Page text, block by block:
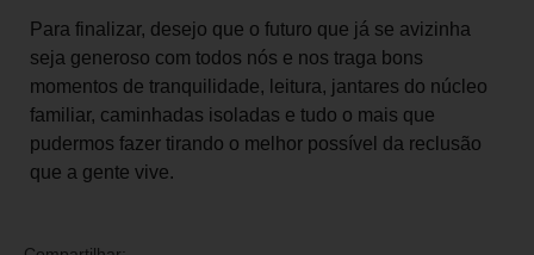
Para finalizar, desejo que o futuro que já se avizinha
seja generoso com todos nós e nos traga bons
momentos de tranquilidade, leitura, jantares do núcleo
familiar, caminhadas isoladas e tudo o mais que
pudermos fazer tirando o melhor possível da reclusão
que a gente vive.